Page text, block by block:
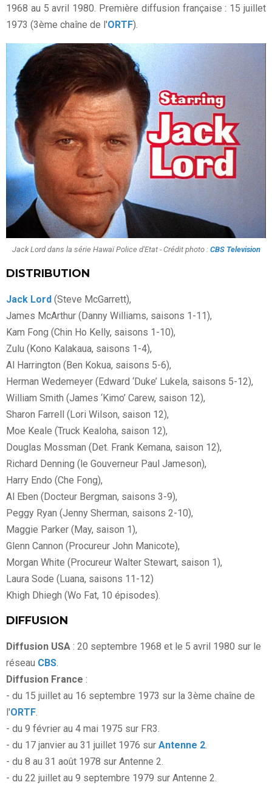
1968 au 5 avril 1980. Première diffusion française : 15 juillet
1973 (3ème chaîne de l'ORTF).
Jack Lord dans la série Hawaï Police d'Etat - Crédit photo : CBS Television
DISTRIBUTION
Jack Lord (Steve McGarrett),
James McArthur (Danny Williams, saisons 1-11),
Kam Fong (Chin Ho Kelly, saisons 1-10),
Zulu (Kono Kalakaua, saisons 1-4),
Al Harrington (Ben Kokua, saisons 5-6),
Herman Wedemeyer (Edward ‘Duke’ Lukela, saisons 5-12),
William Smith (James ‘Kimo’ Carew, saison 12),
Sharon Farrell (Lori Wilson, saison 12),
Moe Keale (Truck Kealoha, saison 12),
Douglas Mossman (Det. Frank Kemana, saison 12),
Richard Denning (le Gouverneur Paul Jameson),
Harry Endo (Che Fong),
Al Eben (Docteur Bergman, saisons 3-9),
Peggy Ryan (Jenny Sherman, saisons 2-10),
Maggie Parker (May, saison 1),
Glenn Cannon (Procureur John Manicote),
Morgan White (Procureur Walter Stewart, saison 1),
Laura Sode (Luana, saisons 11-12)
Khigh Dhiegh (Wo Fat, 10 épisodes).
DIFFUSION
Diffusion USA : 20 septembre 1968 et le 5 avril 1980 sur le
réseau CBS.
Diffusion France :
- du 15 juillet au 16 septembre 1973 sur la 3ème chaîne de
l'ORTF.
- du 9 février au 4 mai 1975 sur FR3.
- du 17 janvier au 31 juillet 1976 sur Antenne 2.
- du 8 au 31 août 1978 sur Antenne 2.
- du 22 juillet au 9 septembre 1979 sur Antenne 2.